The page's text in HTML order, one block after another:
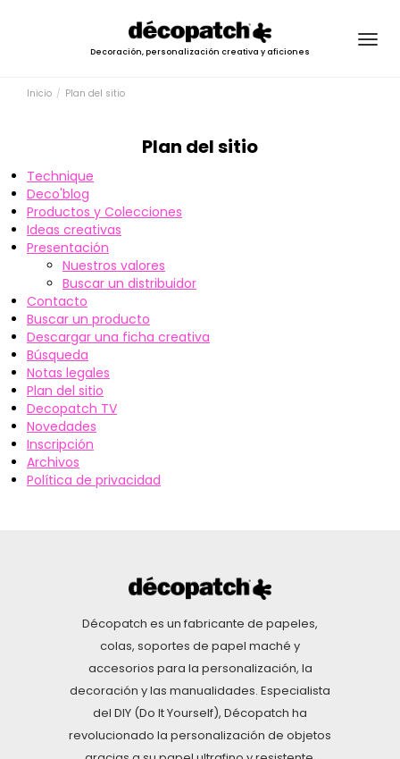
Decoración, personalización creativa y aficiones
Inicio Plan del sitio
Plan del sitio
Technique
Deco'blog
Productos y Colecciones
Ideas creativas
Presentación
Nuestros valores
Buscar un distribuidor
Contacto
Buscar un producto
Descargar una ficha creativa
Búsqueda
Notas legales
Plan del sitio
Decopatch TV
Novedades
Inscripción
Archivos
Política de privacidad
Décopatch es un fabricante de papeles,
colas, soportes de papel maché y
accesorios para la personalización, la
decoración y las manualidades. Especialista
del DIY (Do It Yourself), Décopatch ha
revolucionado la personalización de objetos